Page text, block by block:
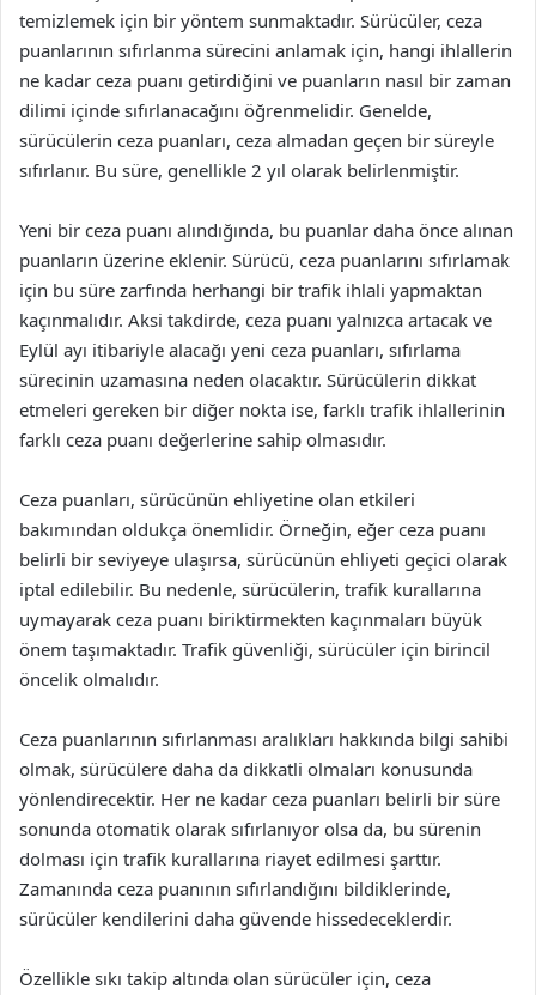
temizlemek için bir yöntem sunmaktadır. Sürücüler, ceza
puanlarının sıfırlanma sürecini anlamak için, hangi ihlallerin
ne kadar ceza puanı getirdiğini ve puanların nasıl bir zaman
dilimi içinde sıfırlanacağını öğrenmelidir. Genelde,
sürücülerin ceza puanları, ceza almadan geçen bir süreyle
sıfırlanır. Bu süre, genellikle 2 yıl olarak belirlenmiştir.
Yeni bir ceza puanı alındığında, bu puanlar daha önce alınan
puanların üzerine eklenir. Sürücü, ceza puanlarını sıfırlamak
için bu süre zarfında herhangi bir trafik ihlali yapmaktan
kaçınmalıdır. Aksi takdirde, ceza puanı yalnızca artacak ve
Eylül ayı itibariyle alacağı yeni ceza puanları, sıfırlama
sürecinin uzamasına neden olacaktır. Sürücülerin dikkat
etmeleri gereken bir diğer nokta ise, farklı trafik ihlallerinin
farklı ceza puanı değerlerine sahip olmasıdır.
Ceza puanları, sürücünün ehliyetine olan etkileri
bakımından oldukça önemlidir. Örneğin, eğer ceza puanı
belirli bir seviyeye ulaşırsa, sürücünün ehliyeti geçici olarak
iptal edilebilir. Bu nedenle, sürücülerin, trafik kurallarına
uymayarak ceza puanı biriktirmekten kaçınmaları büyük
önem taşımaktadır. Trafik güvenliği, sürücüler için birincil
öncelik olmalıdır.
Ceza puanlarının sıfırlanması aralıkları hakkında bilgi sahibi
olmak, sürücülere daha da dikkatli olmaları konusunda
yönlendirecektir. Her ne kadar ceza puanları belirli bir süre
sonunda otomatik olarak sıfırlanıyor olsa da, bu sürenin
dolması için trafik kurallarına riayet edilmesi şarttır.
Zamanında ceza puanının sıfırlandığını bildiklerinde,
sürücüler kendilerini daha güvende hissedeceklerdir.
Özellikle sıkı takip altında olan sürücüler için, ceza